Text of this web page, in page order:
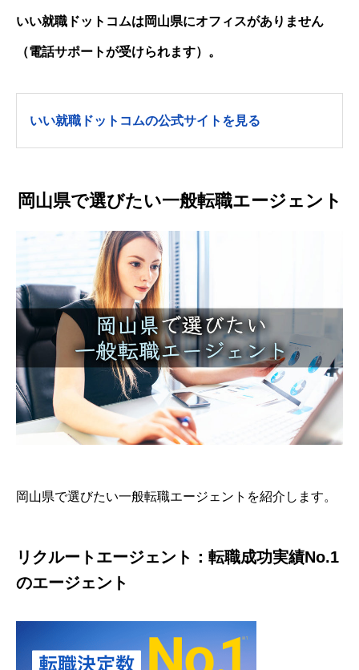
いい就職ドットコムは岡山県にオフィスがありません
（電話サポートが受けられます）。
いい就職ドットコムの公式サイトを見る
岡山県で選びたい一般転職エージェント
岡山県で選びたい一般転職エージェントを紹介します。
リクルートエージェント：転職成功実績No.1
のエージェント